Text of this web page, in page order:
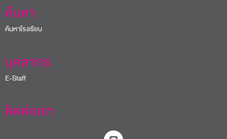
ค้นหา
ค้นหาโรงเรียน
บุคลากร
E-Staff
ติดต่อเรา